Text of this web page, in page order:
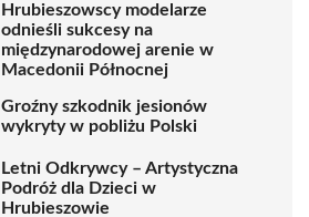
Hrubieszowscy modelarze
odnieśli sukcesy na
międzynarodowej arenie w
Macedonii Północnej
Groźny szkodnik jesionów
wykryty w pobliżu Polski
Letni Odkrywcy – Artystyczna
Podróż dla Dzieci w
Hrubieszowie